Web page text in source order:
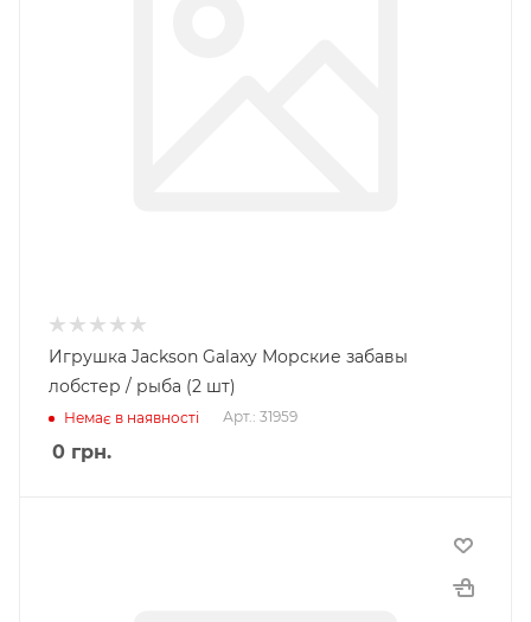
Игрушка Jackson Galaxy Морские забавы
лобстер / рыба (2 шт)
Немає в наявності Арт.: 31959
0 грн.